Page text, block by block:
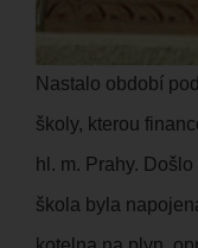
Nastalo období
školy, kterou
hl. m. Prahy.
škola byla